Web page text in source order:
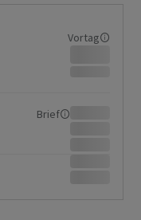
Vortag
Brief